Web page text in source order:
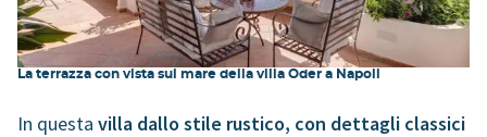
La terrazza con vista sul mare della villa Oder a Napoli
In questa villa dallo stile rustico, con dettagli classici